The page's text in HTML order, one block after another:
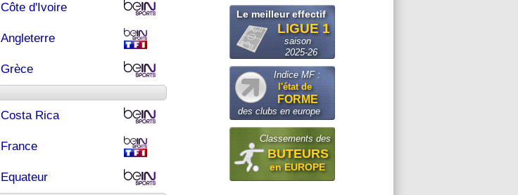
Côte d'Ivoire
Angleterre
Grèce
Costa Rica
France
Equateur
Le meilleur effectif
LIGUE 1
saison
2025-26
Indice MF :
l'état de
FORME
des clubs en europe
Classements des
BUTEURS
en EUROPE